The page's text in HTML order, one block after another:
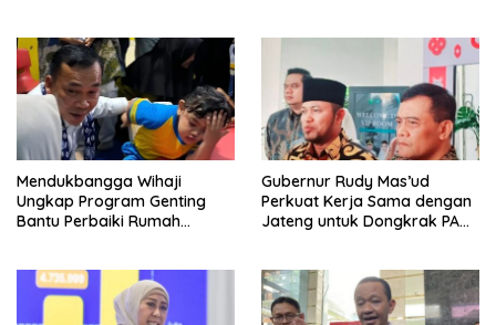
Mendukbangga Wihaji
Ungkap Program Genting
Bantu Perbaiki Rumah
Gubernur Rudy Mas’ud
Perkuat Kerja Sama dengan
Jateng untuk Dongkrak PAD